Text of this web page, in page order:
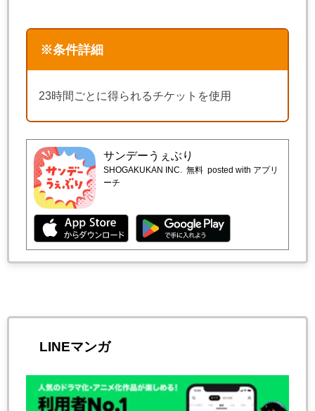
※条件詳細
23時間ごとに得られるチケットを使用
サンデーうぇぶり
SHOGAKUKAN INC. 無料 posted with アプリ
ーチ
LINEマンガ